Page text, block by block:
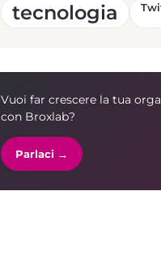
tecnologia
Vuoi far crescere la tua
con Broxlab?
Parlaci →